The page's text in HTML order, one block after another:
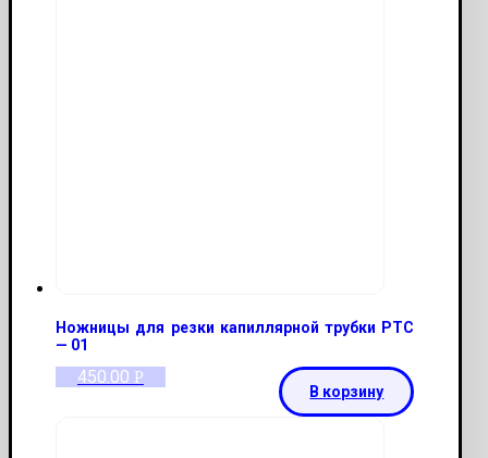
Ножницы для резки капиллярной трубки PTC
— 01
450.00 Р
В корзину